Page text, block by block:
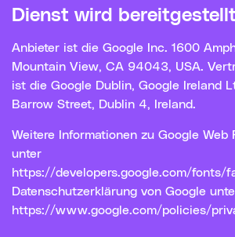
Dienst wird
Anbieter ist die Google Inc. 1600
Mountain View, CA 94043, USA.
ist die Google Dublin, Google Ireland
Barrow Street, Dublin 4, Ireland.
Weitere Informationen zu Google Web
unter
https://developers.google.com/fonts/
Datenschutzerklärung von Google
https://www.google.com/policies/